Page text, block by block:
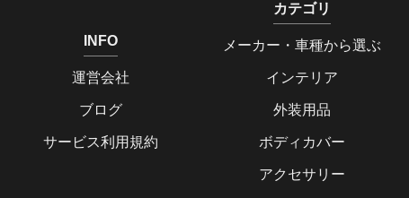
INFO
運営会社
ブログ
サービス利用規約
カテゴリ
メーカー・車種から選ぶ
インテリア
外装用品
ボディカバー
アクセサリー